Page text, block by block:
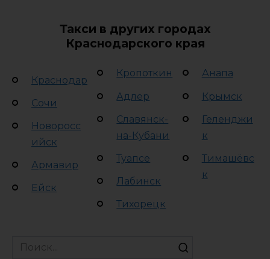
Такси в других городах
Краснодарского края
Краснодар
Сочи
Новоросс
ийск
Армавир
Ейск
Кропоткин
Адлер
Славянск-
на-Кубани
Туапсе
Лабинск
Тихорецк
Анапа
Крымск
Геленджи
к
Тимашёвс
к
Search